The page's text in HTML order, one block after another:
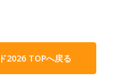
2026 TOPへ戻る